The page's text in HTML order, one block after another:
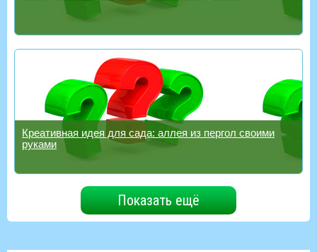
Креативная идея для сада: аллея из пергол своими
руками
Показать ещё